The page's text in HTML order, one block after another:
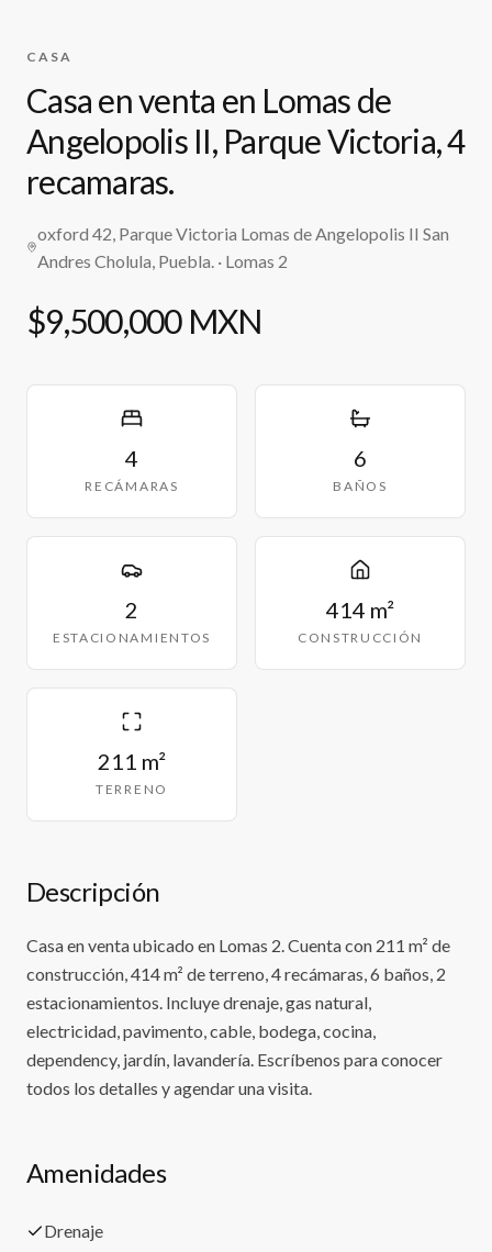
CASA
Casa en venta en Lomas de
Angelopolis II, Parque Victoria, 4
recamaras.
oxford 42, Parque Victoria Lomas de Angelopolis II San
Andres Cholula, Puebla. · Lomas 2
$9,500,000 MXN
4
RECÁMARAS
6
BAÑOS
2
ESTACIONAMIENTOS
414 m²
CONSTRUCCIÓN
211 m²
TERRENO
Descripción
Casa en venta ubicado en Lomas 2. Cuenta con 211 m² de
construcción, 414 m² de terreno, 4 recámaras, 6 baños, 2
estacionamientos. Incluye drenaje, gas natural,
electricidad, pavimento, cable, bodega, cocina,
dependency, jardín, lavandería. Escríbenos para conocer
todos los detalles y agendar una visita.
Amenidades
Drenaje